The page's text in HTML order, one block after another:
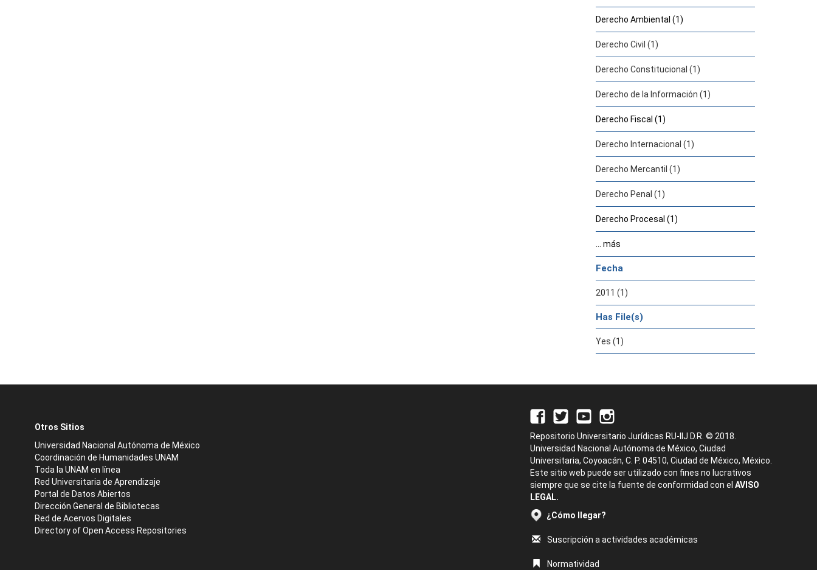
Derecho Ambiental (1)
Derecho Civil (1)
Derecho Constitucional (1)
Derecho de la Información (1)
Derecho Fiscal (1)
Derecho Internacional (1)
Derecho Mercantil (1)
Derecho Penal (1)
Derecho Procesal (1)
... más
Fecha
2011 (1)
Has File(s)
Yes (1)
Otros Sitios
Universidad Nacional Autónoma de México
Coordinación de Humanidades UNAM
Toda la UNAM en línea
Red Universitaria de Aprendizaje
Portal de Datos Abiertos
Dirección General de Bibliotecas
Red de Acervos Digitales
Directory of Open Access Repositories
Repositorio Universitario Jurídicas RU-IIJ D.R. © 2018.
Universidad Nacional Autónoma de México, Ciudad
Universitaria, Coyoacán, C. P. 04510, Ciudad de México, México.
Este sitio web puede ser utilizado con fines no lucrativos
siempre que se cite la fuente de conformidad con el AVISO
LEGAL.
¿Cómo llegar?
Suscripción a actividades académicas
Normatividad